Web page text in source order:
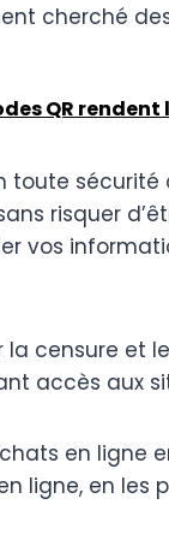
cherché
QR
sécurité
risquer
vos
et le
accès aux
en ligne en
ligne, en les